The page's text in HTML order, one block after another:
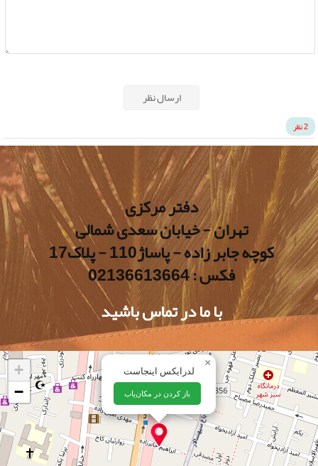
ارسال نظر
2 نظر
دفتر مرکزی
تهران - خیابان سعدی شمالی
کوچه جابر زاده - پاساژ110 - پلاک17
فکس : 02136613664
با ما در تماس باشید
لدرایکس اینجاست
باز کردن در مکان‌یاب
×
+
−